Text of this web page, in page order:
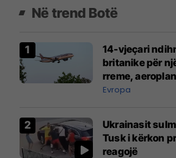
Në trend Botë
14-vjeçari
britanike për
rreme,
ngritën në ajër
Mançesterit
Evropa
Ukrainasit
Tusk i kërkon
reagojë